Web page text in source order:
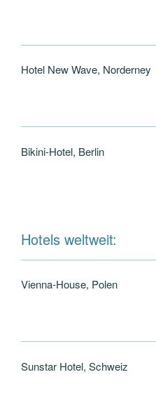
Hotel New Wave, Norderney
Bikini-Hotel, Berlin
Hotels weltweit:
Vienna-House, Polen
Sunstar Hotel, Schweiz